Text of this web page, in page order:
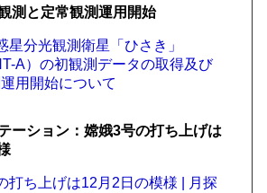
測と定常観測運用開始
星分光観測衛星「ひさき」
A）の初観測データの取得及び
用開始について
ーション：嫦娥3号の打ち上げは
打ち上げは12月2日の模様 | 月探